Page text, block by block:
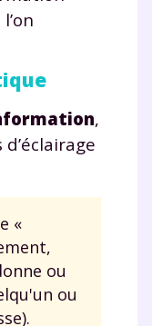
,
«
ou
ou